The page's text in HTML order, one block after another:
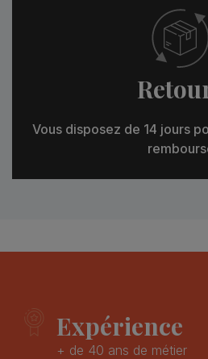
Vous disposez de 14 jours
Expérience
+ de 40 ans de métier